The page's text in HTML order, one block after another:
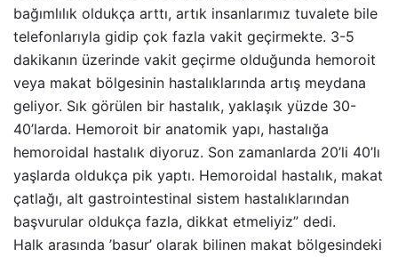
bağımlılık oldukça arttı, artık insanlarımız tuvalete bile
telefonlarıyla gidip çok fazla vakit geçirmekte. 3-5
dakikanın üzerinde vakit geçirme olduğunda hemoroit
veya makat bölgesinin hastalıklarında artış meydana
geliyor. Sık görülen bir hastalık, yaklaşık yüzde 30-
40’larda. Hemoroit bir anatomik yapı, hastalığa
hemoroidal hastalık diyoruz. Son zamanlarda 20’li 40’lı
yaşlarda oldukça pik yaptı. Hemoroidal hastalık, makat
çatlağı, alt gastrointestinal sistem hastalıklarından
başvurular oldukça fazla, dikkat etmeliyiz” dedi.
Halk arasında ’basur’ olarak bilinen makat bölgesindeki